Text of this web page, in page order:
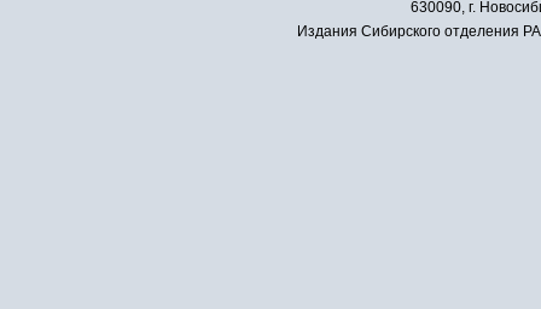
630090, г.
Издания Сибирского отделения